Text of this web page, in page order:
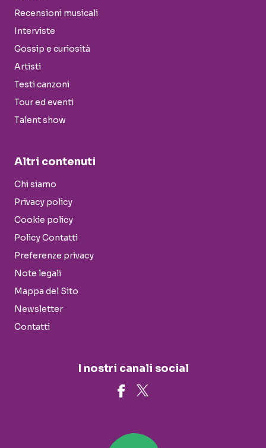
Recensioni musicali
Interviste
Gossip e curiosità
Artisti
Testi canzoni
Tour ed eventi
Talent show
Altri contenuti
Chi siamo
Privacy policy
Cookie policy
Policy Contatti
Preferenze privacy
Note legali
Mappa del Sito
Newsletter
Contatti
I nostri canali social